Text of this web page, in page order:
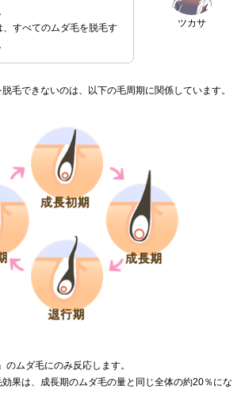
ツカサ
、すべてのムダ毛を脱毛す
毛できないのは、以下の毛周期に関係しています。
のムダ毛にのみ反応します。
果は、成長期のムダ毛の量と同じ全体の約20％にな